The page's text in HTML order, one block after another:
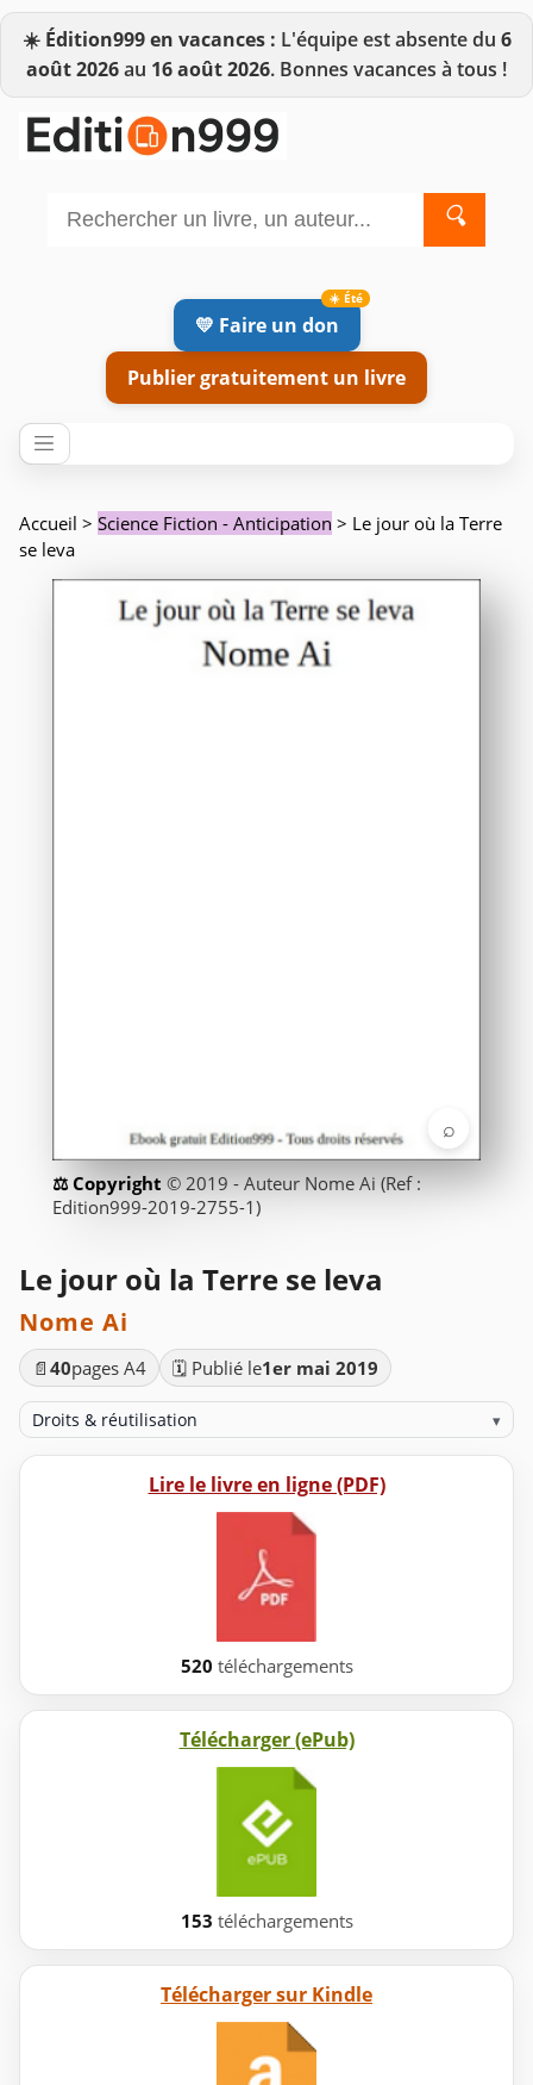
☀️ Édition999 en vacances : L'équipe est absente du 6
août 2026au 16 août 2026. Bonnes vacances à tous !
🔍
💛 Faire un don
Publier gratuitement un livre
Accueil > Science Fiction - Anticipation > Le jour où la Terre
se leva
⌕
© 2019 - Auteur Nome Ai (Ref :
Edition999-2019-2755-1)
Le jour où la Terre se leva
Nome Ai
📄 40pages A4 🗓️ Publié le1er mai 2019
Droits & réutilisation ▾
Lire le livre en ligne (PDF)
520 téléchargements
Télécharger (ePub)
153 téléchargements
Télécharger sur Kindle